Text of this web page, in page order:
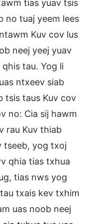
tias yuav tsis
no tuaj yeem lees
Kuv cov lus
neej yeej yuav
tau. Yog li
ntxeev siab
tsis taus Kuv cov
no: Cia sij hawm
rau Kuv thiab
tseeb, yog txoj
qhia tias txhua
tias nws yog
txais kev txhim
uas noob neej